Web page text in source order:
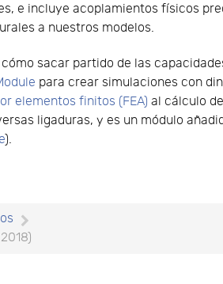
e incluye acoplamientos físicos
a nuestros modelos.
sacar partido de las
para crear simulaciones con
elementos finitos (FEA) al cálculo
ligaduras, y es un módulo
).